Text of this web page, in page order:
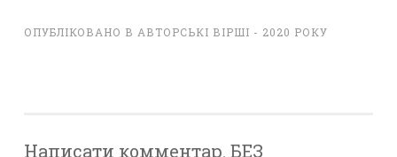
ОПУБЛІКОВАНО В АВТОРСЬКІ ВІРШІ - 2020 РОКУ
Написати комментар. БЕЗ